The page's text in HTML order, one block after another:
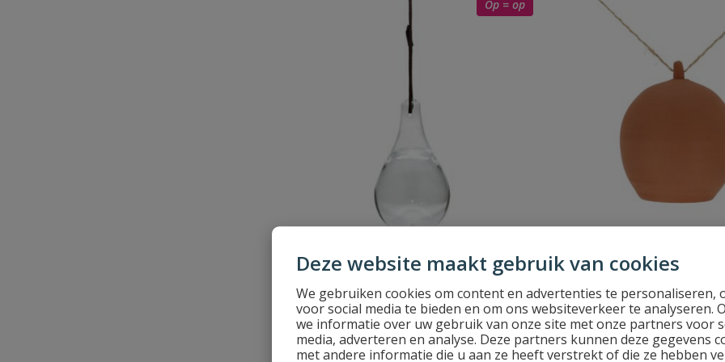
Deze website maakt gebruik van cookies
We gebruiken cookies om content en advertenties te personaliseren,
voor social media te bieden en om ons websiteverkeer te analyseren.
we informatie over uw gebruik van onze site met onze partners voor
media, adverteren en analyse. Deze partners kunnen deze gegevens
met andere informatie die u aan ze heeft verstrekt of die ze hebben
Op = op
Esschert Vliegen verschrikker
Op voorraad
Esschert Oorwormpot
Op voorraad